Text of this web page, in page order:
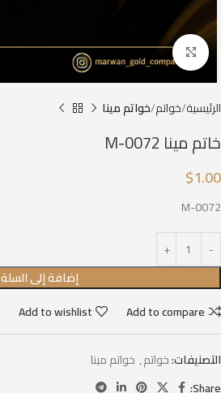
Click to enlarge
الرئيسية خواتم خواتم مينا
خاتم مينا M-0072
$1.00
M-0072
إضافة إلى السلة
Add to compare
Add to wishlist
التصنيفات:خواتم, خواتم مينا
Share: